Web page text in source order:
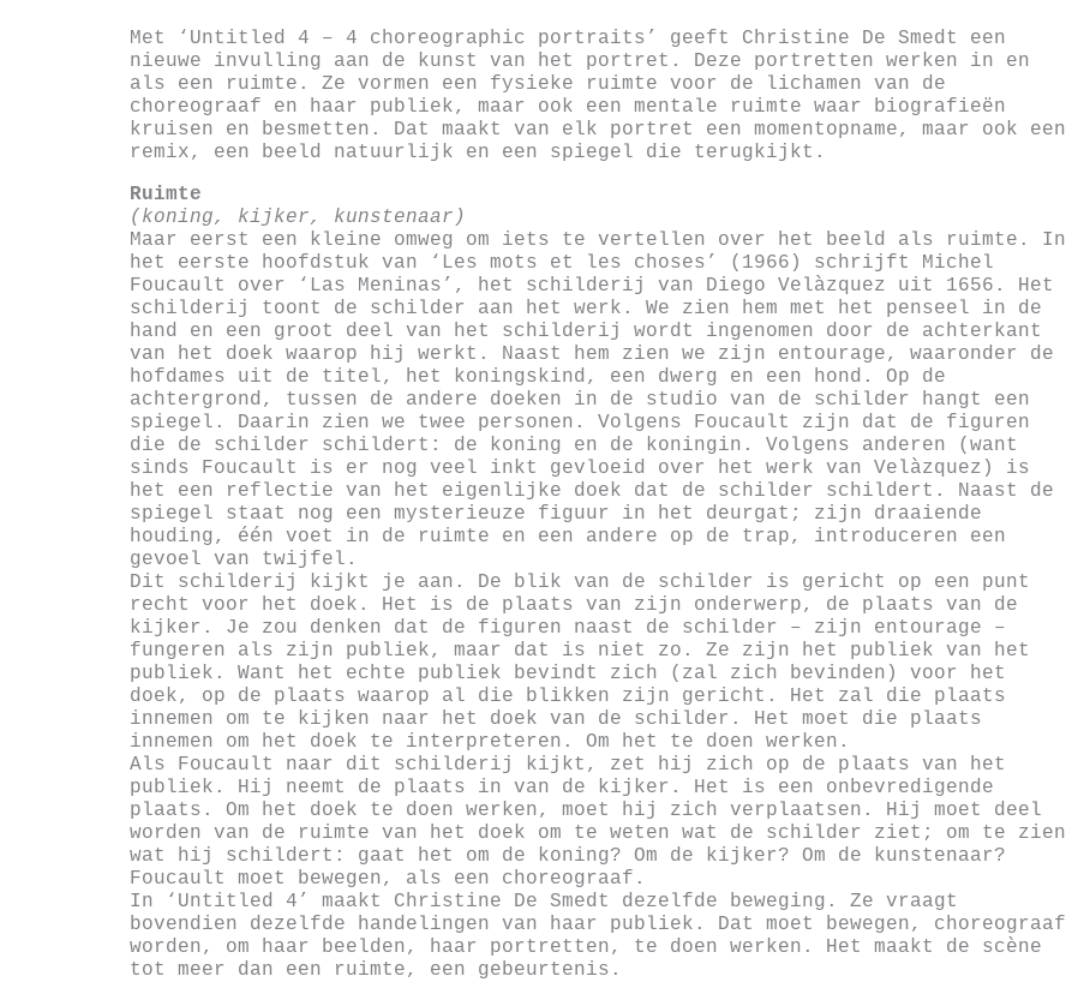
Met ‘Untitled 4 – 4 choreographic portraits’ geeft Christine De Smedt een
nieuwe invulling aan de kunst van het portret. Deze portretten werken in en
als een ruimte. Ze vormen een fysieke ruimte voor de lichamen van de
choreograaf en haar publiek, maar ook een mentale ruimte waar biografieën
kruisen en besmetten. Dat maakt van elk portret een momentopname, maar ook een
remix, een beeld natuurlijk en een spiegel die terugkijkt.
Ruimte
(koning, kijker, kunstenaar)
Maar eerst een kleine omweg om iets te vertellen over het beeld als ruimte. In
het eerste hoofdstuk van ‘Les mots et les choses’ (1966) schrijft Michel
Foucault over ‘Las Meninas’, het schilderij van Diego Velàzquez uit 1656. Het
schilderij toont de schilder aan het werk. We zien hem met het penseel in de
hand en een groot deel van het schilderij wordt ingenomen door de achterkant
van het doek waarop hij werkt. Naast hem zien we zijn entourage, waaronder de
hofdames uit de titel, het koningskind, een dwerg en een hond. Op de
achtergrond, tussen de andere doeken in de studio van de schilder hangt een
spiegel. Daarin zien we twee personen. Volgens Foucault zijn dat de figuren
die de schilder schildert: de koning en de koningin. Volgens anderen (want
sinds Foucault is er nog veel inkt gevloeid over het werk van Velàzquez) is
het een reflectie van het eigenlijke doek dat de schilder schildert. Naast de
spiegel staat nog een mysterieuze figuur in het deurgat; zijn draaiende
houding, één voet in de ruimte en een andere op de trap, introduceren een
gevoel van twijfel.
Dit schilderij kijkt je aan. De blik van de schilder is gericht op een punt
recht voor het doek. Het is de plaats van zijn onderwerp, de plaats van de
kijker. Je zou denken dat de figuren naast de schilder – zijn entourage –
fungeren als zijn publiek, maar dat is niet zo. Ze zijn het publiek van het
publiek. Want het echte publiek bevindt zich (zal zich bevinden) voor het
doek, op de plaats waarop al die blikken zijn gericht. Het zal die plaats
innemen om te kijken naar het doek van de schilder. Het moet die plaats
innemen om het doek te interpreteren. Om het te doen werken.
Als Foucault naar dit schilderij kijkt, zet hij zich op de plaats van het
publiek. Hij neemt de plaats in van de kijker. Het is een onbevredigende
plaats. Om het doek te doen werken, moet hij zich verplaatsen. Hij moet deel
worden van de ruimte van het doek om te weten wat de schilder ziet; om te zien
wat hij schildert: gaat het om de koning? Om de kijker? Om de kunstenaar?
Foucault moet bewegen, als een choreograaf.
In ‘Untitled 4’ maakt Christine De Smedt dezelfde beweging. Ze vraagt
bovendien dezelfde handelingen van haar publiek. Dat moet bewegen, choreograaf
worden, om haar beelden, haar portretten, te doen werken. Het maakt de scène
tot meer dan een ruimte, een gebeurtenis.